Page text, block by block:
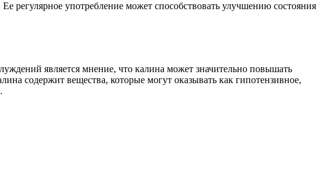
регулярное употребление может способствовать улучшению состояния
является мнение, что калина может значительно повышать
содержит вещества, которые могут оказывать как гипотензивное,